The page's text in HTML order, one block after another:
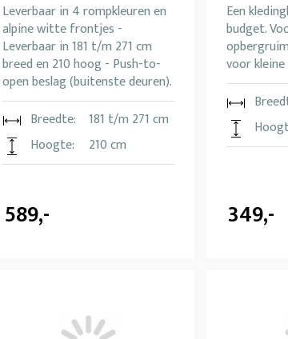
Leverbaar in 4 rompkleuren en
alpine witte frontjes -
Leverbaar in 181 t/m 271 cm
breed en 210 hoog - Push-to-
open beslag (buitenste deuren).
Breedte:
181 t/m 271 cm
Hoogte:
210 cm
589,-
Een
budget.
voor kleine
349,-